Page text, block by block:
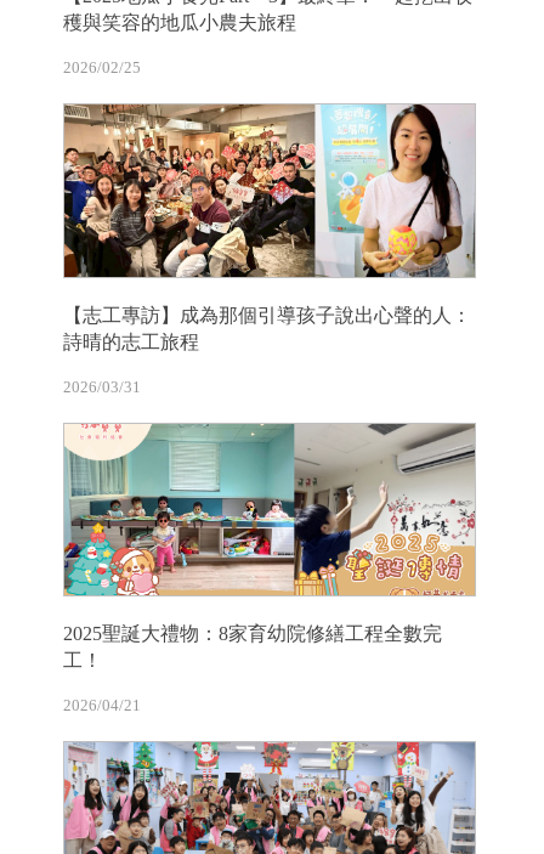
穫與笑容的地瓜小農夫旅程
2026/02/25
【志工專訪】成為那個引導孩子說出心聲的人：
詩晴的志工旅程
2026/03/31
2025聖誕大禮物：8家育幼院修繕工程全數完
工！
2026/04/21